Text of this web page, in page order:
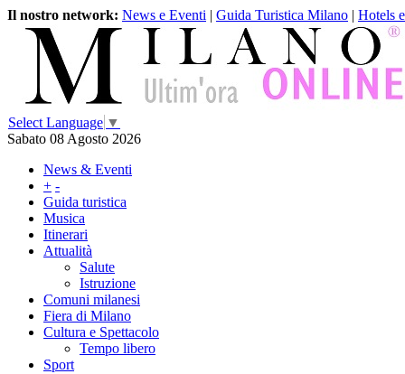
Il nostro network: News e Eventi | Guida Turistica Milano | Hotels
Select Language ▼
Sabato 08 Agosto 2026
News & Eventi
+ -
Guida turistica
Musica
Itinerari
Attualità
Salute
Istruzione
Comuni milanesi
Fiera di Milano
Cultura e Spettacolo
Tempo libero
Sport